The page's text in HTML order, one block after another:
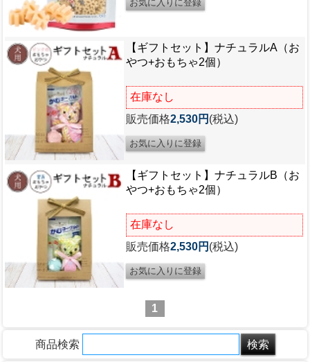
【ギフトセット】ナチュラルA（お
やつ+おもちゃ2個）
在庫なし
販売価格2,530円 (税込)
【ギフトセット】ナチュラルB（お
やつ+おもちゃ2個）
在庫なし
販売価格2,530円 (税込)
1
商品検索